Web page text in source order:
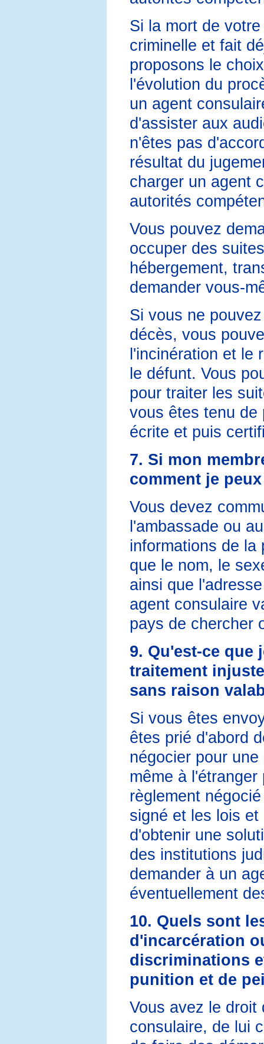
Si la mort de
criminelle et fait
proposons le
l'évolution du
un agent
d'assister aux
n'êtes pas
résultat du
charger un agent
autorités
Vous pouvez
occuper des
hébergement,
demander vous-
Si vous ne
décès, vous
l'incinération et le
le défunt. Vous
pour traiter les
vous êtes tenu de
écrite et puis
7. Si mon
comment je
Vous devez
l'ambassade ou
informations de la
que le nom, le
ainsi que
agent consulaire
pays de chercher
9. Qu'est-ce que
traitement
sans raison
Si vous êtes
êtes prié d'abord
négocier pour
même à
règlement
signé et les lois
d'obtenir une
des institutions
demander à un
éventuellement
10. Quels sont
d'incarcération
discriminations
punition et de
Vous avez le droit
consulaire, de lui